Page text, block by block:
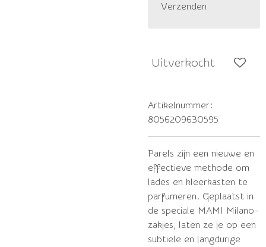
Verzenden
Uitverkocht
Artikelnummer:
8056209630595
Parels zijn een nieuwe en
effectieve methode om
lades en kleerkasten te
parfumeren. Geplaatst in
de speciale MAMI Milano-
zakjes, laten ze je op een
subtiele en langdurige